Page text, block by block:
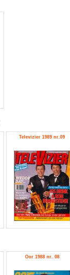
Televizier 1989 nr.09
Oor 1988 nr. 08